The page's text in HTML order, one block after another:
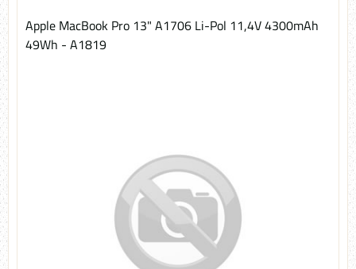
Apple MacBook Pro 13" A1706 Li-Pol 11,4V 4300mAh
49Wh - A1819